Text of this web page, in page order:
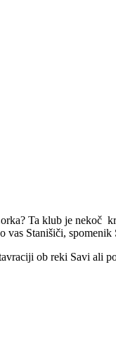
Ta klub je
vas Stanišiči,
ob reki Savi ali